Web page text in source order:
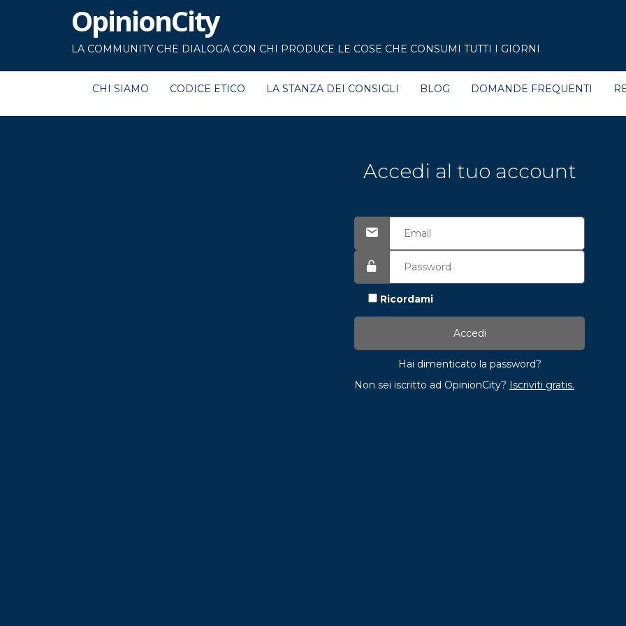
OpinionCity
LA COMMUNITY CHE DIALOGA CON CHI PRODUCE LE COSE CHE CONSUMI TUTTI I GIORNI
CHI SIAMO CODICE ETICO LA STANZA DEI CONSIGLI BLOG DOMANDE FREQUENTI
Accedi al tuo account
Ricordami
Hai dimenticato la password?
Non sei iscritto ad OpinionCity? Iscriviti gratis.